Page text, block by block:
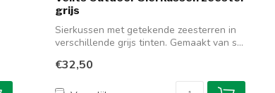
grijs
Sierkussen met getekende zeesterren in
verschillende grijs tinten. Gemaakt van s...
€32,50